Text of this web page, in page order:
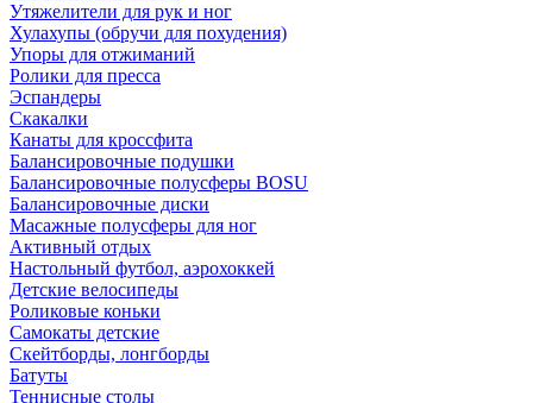
Утяжелители для рук и ног
Хулахупы (обручи для похудения)
Упоры для отжиманий
Ролики для пресса
Эспандеры
Скакалки
Канаты для кроссфита
Балансировочные подушки
Балансировочные полусферы BOSU
Балансировочные диски
Масажные полусферы для ног
Активный отдых
Настольный футбол, аэрохоккей
Детские велосипеды
Роликовые коньки
Самокаты детские
Скейтборды, лонгборды
Батуты
Теннисные столы